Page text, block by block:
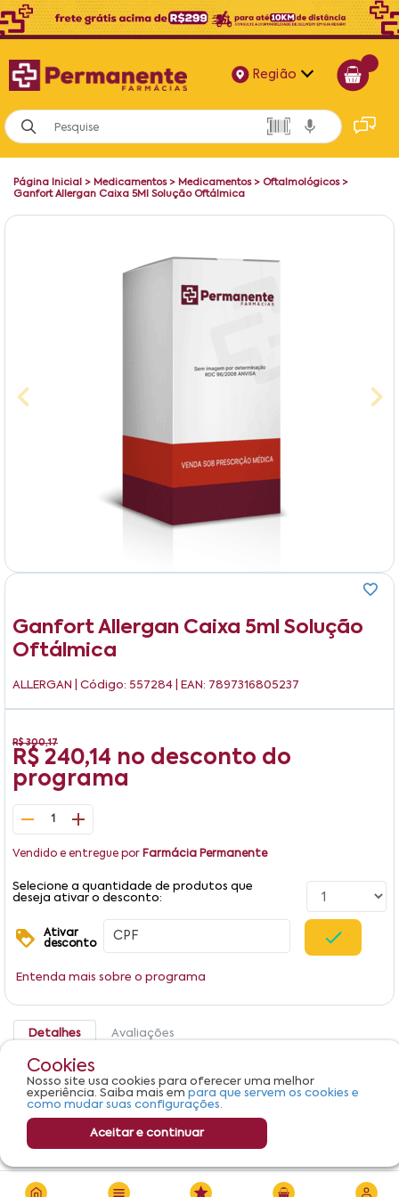
Região
Alagoas
Bahia
Página Inicial > Medicamentos> Medicamentos> Oftalmológicos>
Ganfort Allergan Caixa 5Ml Solução Oftálmica
Ganfort Allergan Caixa 5ml Solução
Oftálmica
ALLERGAN | Código: 557284 | EAN: 7897316805237
R$ 300,17
R$ 240,14 no desconto do
programa
1
Vendido e entregue por Farmácia Permanente
Selecione a quantidade de produtos que
deseja ativar o desconto:
Ativar
desconto
Entenda mais sobre o programa
Detalhes Avaliações
Produto não apresenta descrição.
Cookies
Nosso site usa cookies para oferecer uma melhor
experiência. Saiba mais em para que servem os cookies e
como mudar suas configurações.
Aceitar e continuar